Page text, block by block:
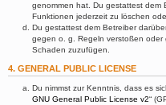
genommen hat. Du gestattest dem
Funktionen jederzeit zu löschen
Du gestattest dem Betreiber
gegen o. g. Regeln verstoßen oder
Schaden zuzufügen.
4. GENERAL PUBLIC LICENSE
Du nimmst zur Kenntnis, dass es
GNU General Public License v2“